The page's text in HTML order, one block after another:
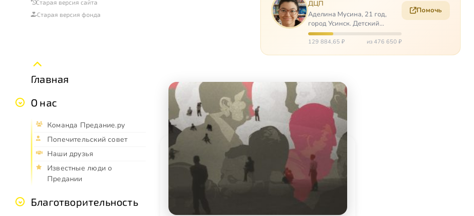
Старая версия сайта
Старая версия фонда
Главная
О нас
Команда Предание.ру
Попечительский совет
Наши друзья
Известные люди о
Предании
Благотворительность
ДЦП
Аделина Мусина, 21 год,
город Усинск. Детский
церебральный паралич,
передвигается на ходунках
129 884,65 ₽ из 476 650 ₽
Помочь